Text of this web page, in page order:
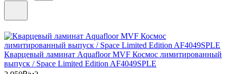
Кварцевый ламинат Aquafloor MVF Космос лимитированный
выпуск / Space Limited Edition AF4049SPLE